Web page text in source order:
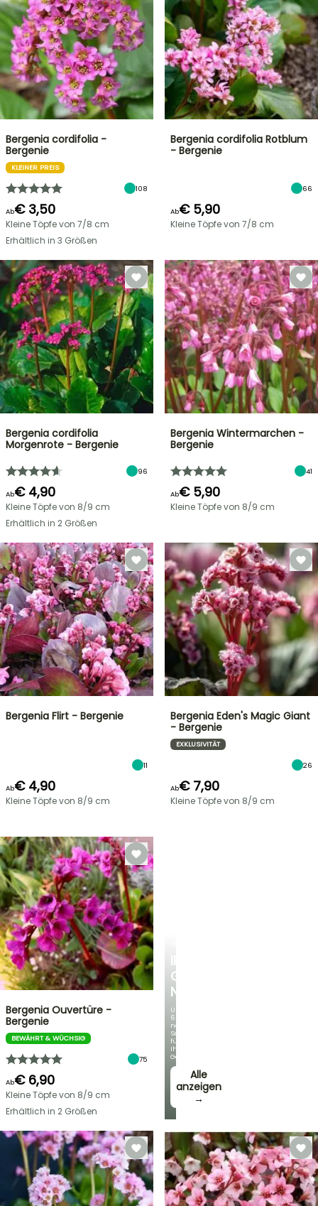
IRIS
GERMANICA
NEUHEITEN
Über
60
neue
Sorten
für
Ihren
Garten!
Alle
anzeigen
→
Bergenia cordifolia -
Bergenie
KLEINER PREIS
108
Ab€ 3,50
Kleine Töpfe von 7/8 cm
Erhältlich in 3 Größen
Bergenia cordifolia Rotblum
- Bergenie
66
Ab€ 5,90
Kleine Töpfe von 7/8 cm
Bergenia cordifolia
Morgenrote - Bergenie
96
Ab€ 4,90
Kleine Töpfe von 8/9 cm
Erhältlich in 2 Größen
Bergenia Wintermarchen -
Bergenie
41
Ab€ 5,90
Kleine Töpfe von 8/9 cm
Bergenia Flirt - Bergenie
11
Ab€ 4,90
Kleine Töpfe von 8/9 cm
Bergenia Eden's Magic Giant
- Bergenie
EXKLUSIVITÄT
26
Ab€ 7,90
Kleine Töpfe von 8/9 cm
Bergenia Ouvertüre -
Bergenie
BEWÄHRT & WÜCHSIG
75
Ab€ 6,90
Kleine Töpfe von 8/9 cm
Erhältlich in 2 Größen